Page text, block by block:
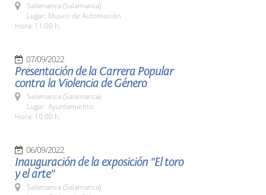
Salamanca (Salamanca)
Lugar: Museo de Automoción
Hora: 11:00 h.
07/09/2022
Presentación de la Carrera Popular
contra la Violencia de Género
Salamanca (Salamanca)
Lugar: Ayuntamiento
Hora: 10:00 h.
06/09/2022
Inauguración de la exposición "El toro
y el arte"
Salamanca (Salamanca)